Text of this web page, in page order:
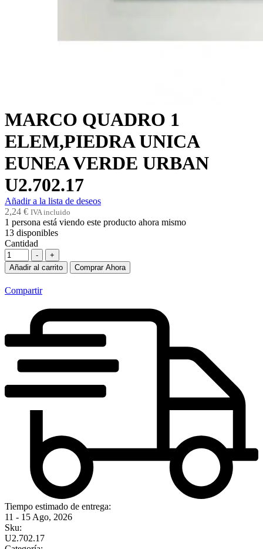
MARCO QUADRO 1
ELEM,PIEDRA UNICA
EUNEA VERDE URBAN
U2.702.17
Añadir a la lista de deseos
2,24 € IVA incluido
1 persona está viendo este producto ahora mismo
13 disponibles
Cantidad
-
+
Añadir al carrito
Comprar Ahora
Compartir
Tiempo estimado de entrega:
11 - 15 Ago, 2026
Sku:
U2.702.17